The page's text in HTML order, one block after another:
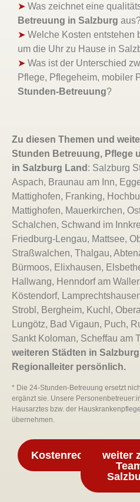
➤ Was zeichnet eine
Betreuung in Salzburg
➤ Welche Kosten entstehen
um die Uhr zu Hause in
➤ Was ist der Unterschied
Pflege, Pflegeheim, mobiler
Stunden-Betreuung?
Zu diesen Themen und
Stunden Betreuung, Pflege
in Salzburg Land : Salzburg
Aspach, Braunau am Inn,
Mattighofen, Franking,
Mattighofen, Mauerkirchen,
Schalchen, Schwand im
Friedburg-Lengau, Mattsee,
Straßwalchen, Thalgau,
Bürmoos, Elixhausen,
Hallwang, Henndorf am
Köstendorf,
Strobl, Bergheim, Kuchl,
Lungötz, Bad Vigaun, Puch,
Sankt Koloman, Scheffau am
weiteren Städten in
Regionalleiter persönlich.
* Die 24-Stunden-Betreuung ersetzt
ergänzt sie. Unsere
Hausarztes bzw. der
übernehmen.
Kostenrechnerweiter